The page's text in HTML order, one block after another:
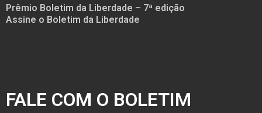
Prêmio Boletim da Liberdade – 7ª edição
Assine o Boletim da Liberdade
FALE COM O BOLETIM